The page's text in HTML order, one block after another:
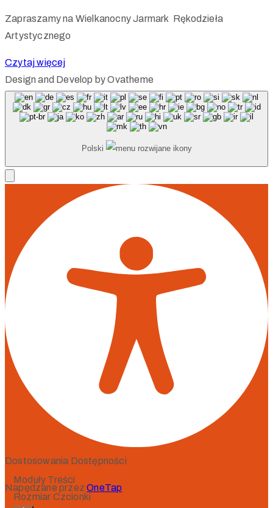
Zapraszamy na Wielkanocny Jarmark Rękodzieła
Artystycznego
Czytaj więcej
Design and Develop by Ovatheme
Polski
Dostosowania Dostępności
Napędzane przezOneTap
Moduły Treści
Rozmiar Czcionki